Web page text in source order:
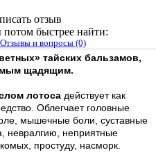
отзыв
потом быстрее найти:
Отзывы и вопросы (0)
тайских бальзамов,
щадящим.
лотоса действует как
Облегчает головные
мышечные боли, суставные
невралгию, неприятные
простуду, насморк.